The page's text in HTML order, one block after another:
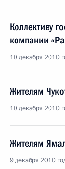
Коллективу
компании
10 декабря 2010
Жителям
10 декабря 2010
Жителям
9 декабря 2010